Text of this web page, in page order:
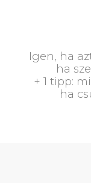
Igen, ha
ha
+ 1 tipp:
ha